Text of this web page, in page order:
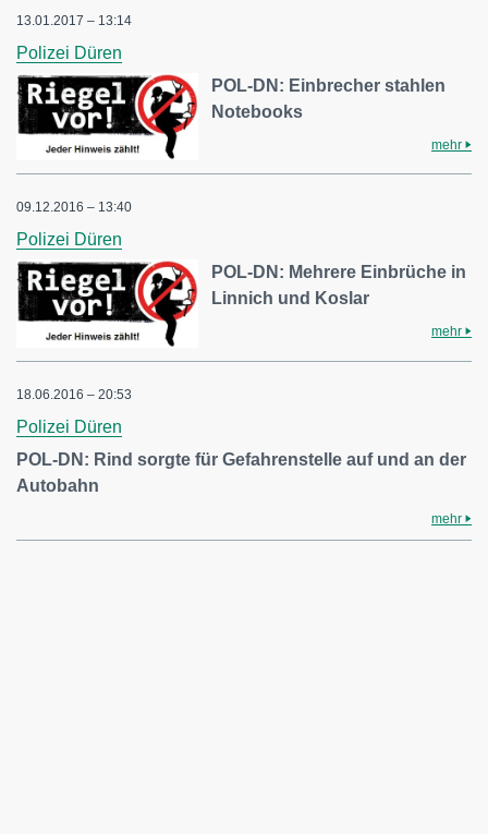
13.01.2017 – 13:14
Polizei Düren
POL-DN: Einbrecher stahlen
Notebooks
mehr
09.12.2016 – 13:40
Polizei Düren
POL-DN: Mehrere Einbrüche in
Linnich und Koslar
mehr
18.06.2016 – 20:53
Polizei Düren
POL-DN: Rind sorgte für Gefahrenstelle auf und an der
Autobahn
mehr